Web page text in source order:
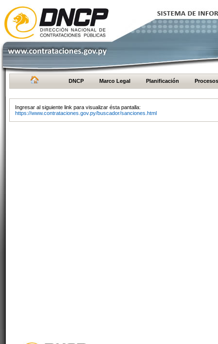
DNCP Marco Legal Planificación Procesos
Ingresar al siguiente link para visualizar ésta pantalla:
https://www.contrataciones.gov.py/buscador/sanciones.html